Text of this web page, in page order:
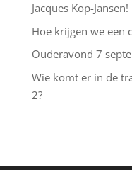
Jacques Kop-Jansen!
Hoe krijgen we een
Ouderavond 7
Wie komt er in de
2?